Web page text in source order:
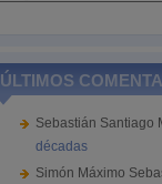
ÚLTIMOS
Sebastián Santiago
décadas
Simón Máximo